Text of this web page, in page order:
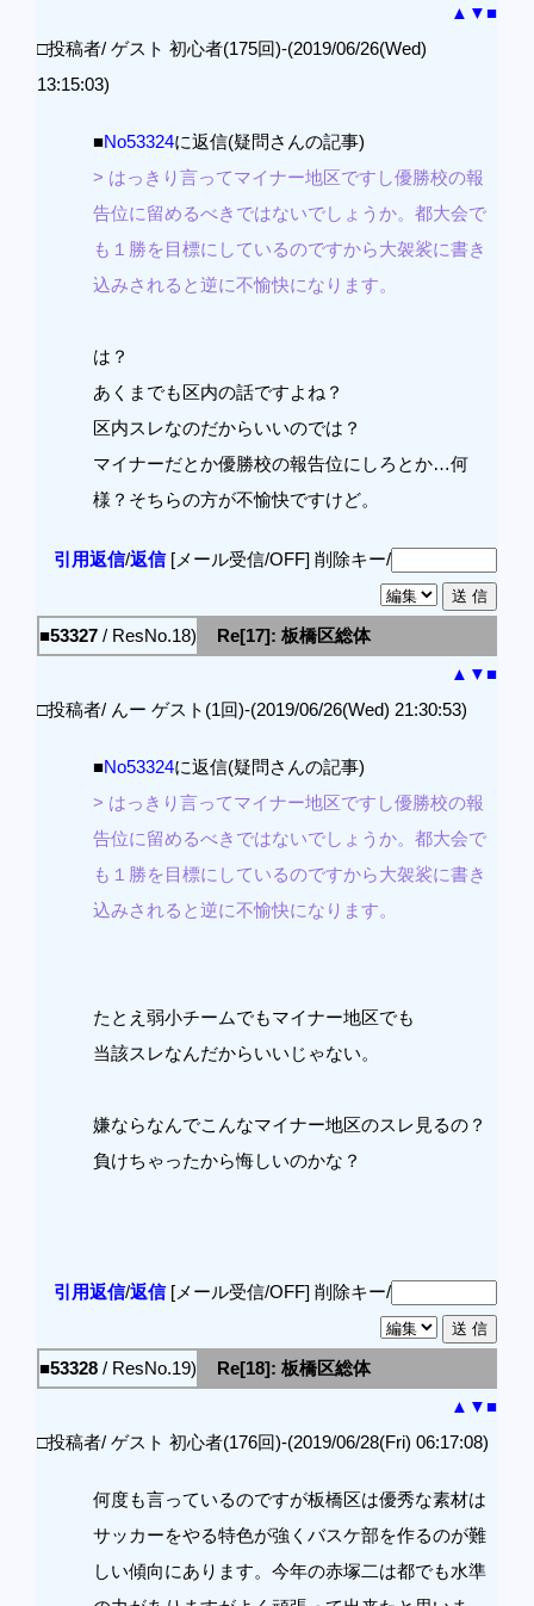
▲ ▼■
□投稿者/ ゲスト 初心者(175回)-(2019/06/26(Wed)
13:15:03)
■No53324に返信(疑問さんの記事)
> はっきり言ってマイナー地区ですし優勝校の報
告位に留めるべきではないでしょうか。都大会で
も１勝を目標にしているのですから大袈裟に書き
込みされると逆に不愉快になります。
は？
あくまでも区内の話ですよね？
区内スレなのだからいいのでは？
マイナーだとか優勝校の報告位にしろとか…何
様？そちらの方が不愉快ですけど。
引用返信/返信[メール受信/OFF] 削除キー/
■53327 / ResNo.18)
Re[17]: 板橋区総体
▲ ▼■
□投稿者/ んー ゲスト(1回)-(2019/06/26(Wed) 21:30:53)
■No53324に返信(疑問さんの記事)
> はっきり言ってマイナー地区ですし優勝校の報
告位に留めるべきではないでしょうか。都大会で
も１勝を目標にしているのですから大袈裟に書き
込みされると逆に不愉快になります。
たとえ弱小チームでもマイナー地区でも
当該スレなんだからいいじゃない。
嫌ならなんでこんなマイナー地区のスレ見るの？
負けちゃったから悔しいのかな？
引用返信/返信[メール受信/OFF] 削除キー/
■53328 / ResNo.19)
Re[18]: 板橋区総体
▲ ▼■
□投稿者/ ゲスト 初心者(176回)-(2019/06/28(Fri) 06:17:08)
何度も言っているのですが板橋区は優秀な素材は
サッカーをやる特色が強くバスケ部を作るのが難
しい傾向にあります。今年の赤塚二は都でも水準